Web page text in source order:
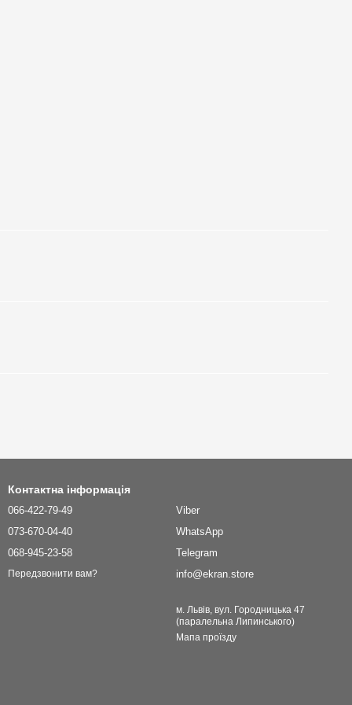
Контактна інформація
066-422-79-49
073-670-04-40
068-945-23-58
Передзвонити вам?
Viber
WhatsApp
Telegram
info@ekran.store
м. Львів, вул. Городницька 47
(паралельна Липинського)
Мапа проїзду